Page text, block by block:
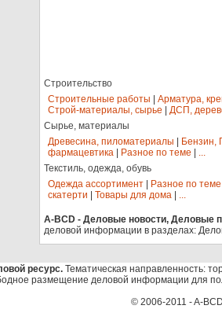
Строительство
Строительные работы
Арматура,
Строй-материалы, сырье
ДСП,
Сырье, материалы
Древесина, пиломатериалы
Бензин,
фармацевтика
Разное по теме
...
Текстиль, одежда, обувь
Одежда ассортимент
Разное по теме
скатерти
Товары для дома ...
A-BCD - Деловые новости, Деловые
деловой информации в разделах:
ресурс. Тематическая направленность:
размещение деловой информации для
© 2006-2011 - A-